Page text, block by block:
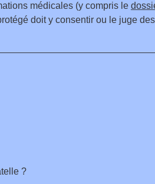
médicales (y compris le
doit y consentir ou le juge
?